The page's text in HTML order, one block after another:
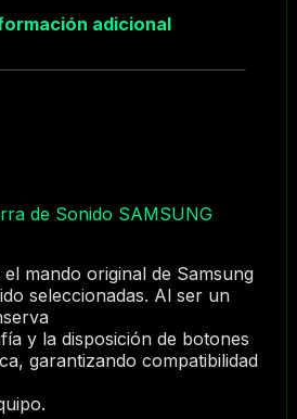
adicional
de Sonido SAMSUNG
el mando original de Samsung
seleccionadas. Al ser un
y la disposición de botones
garantizando compatibilidad